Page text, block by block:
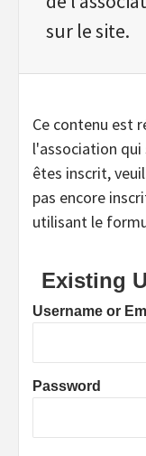
sur le site.
Ce contenu est
l'association qui
êtes inscrit,
pas encore
utilisant le
Existing
Username or
Password